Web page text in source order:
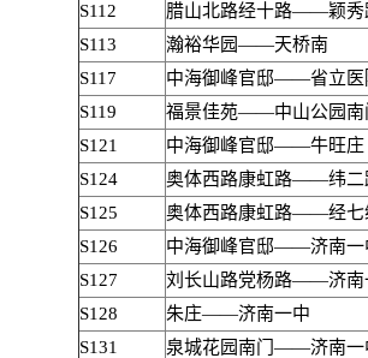
S112
腊山北路经十路——颖秀
S113
瀚裕华园——天桥南
S117
中海御峰官邸——省立医
S119
福景佳苑——中山公园南
S121
中海御峰官邸——牛旺庄
S124
奥体西路康虹路——纬二
S125
奥体西路康虹路——经七
S126
中海御峰官邸——济南一
S127
刘长山路党杨路——济南
S128
朱庄——济南一中
S131
泉城花园南门——济南一